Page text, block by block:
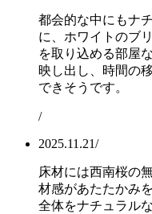
都会的な中にもナ
に、ホワイトのブ
を取り込める部屋
映し出し、時間の
できそうです。
/
2025.11.21/
床材には西南桜の
材感があたたかみ
全体をナチュラル